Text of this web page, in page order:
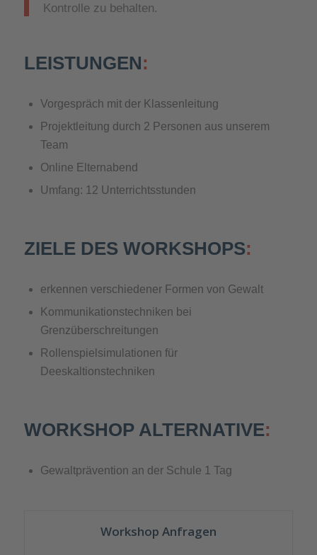
Kontrolle zu behalten.
LEISTUNGEN:
Vorgespräch mit der Klassenleitung
Projektleitung durch 2 Personen aus unserem
Team
Online Elternabend
Umfang: 12 Unterrichtsstunden
ZIELE DES WORKSHOPS:
erkennen verschiedener Formen von Gewalt
Kommunikationstechniken bei
Grenzüberschreitungen
Rollenspielsimulationen für
Deeskaltionstechniken
WORKSHOP ALTERNATIVE:
Gewaltprävention an der Schule 1 Tag
Workshop Anfragen